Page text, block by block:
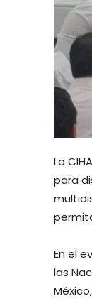
La
para
En el
las